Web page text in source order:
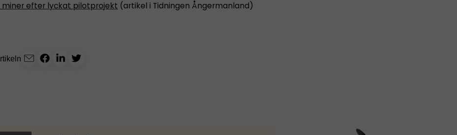
miner efter lyckat pilotprojekt (artikel i Tidningen Ångermanland)